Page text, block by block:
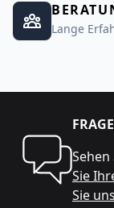
Lange
Sie
Sie uns